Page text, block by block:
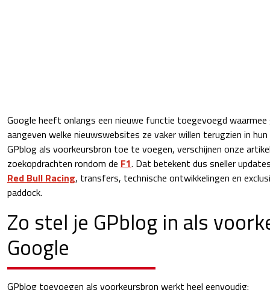
Google heeft onlangs een nieuwe functie toegevoegd waarmee
aangeven welke nieuwswebsites ze vaker willen terugzien in
GPblog als voorkeursbron toe te voegen, verschijnen onze
zoekopdrachten rondom de F1. Dat betekent dus sneller
Red Bull Racing, transfers, technische ontwikkelingen en
paddock.
Zo stel je GPblog in als
Google
GPblog toevoegen als voorkeursbron werkt heel eenvoudig: